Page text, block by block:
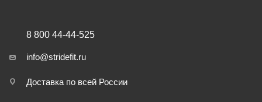
8 800 44-44-525
info@stridefit.ru
Доставка по всей России